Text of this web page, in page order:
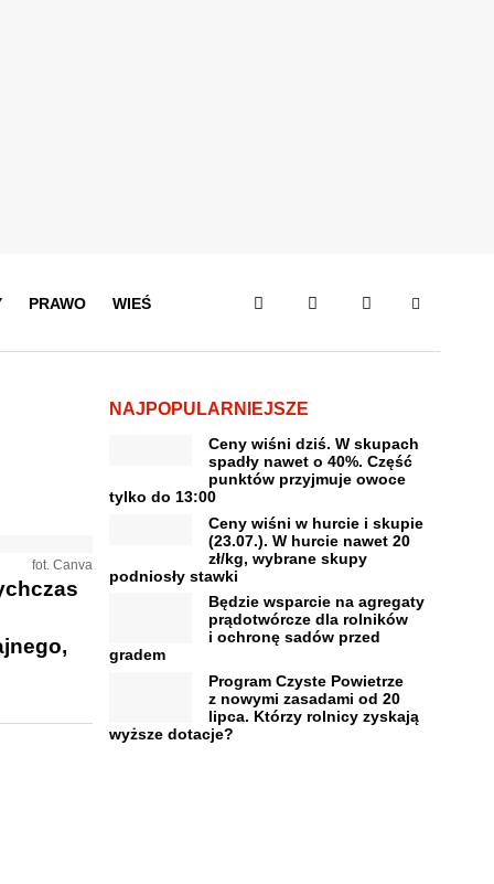
PRAWO WIEŚ
fot. Canva
NAJPOPULARNIEJSZE
Ceny wiśni dziś. W skupach
spadły nawet o 40%. Część
punktów przyjmuje owoce
tylko do 13:00
Ceny wiśni w hurcie i skupie
(23.07.). W hurcie nawet 20
zł/kg, wybrane skupy
podniosły stawki
Będzie wsparcie na agregaty
prądotwórcze dla rolników
i ochronę sadów przed
gradem
Program Czyste Powietrze
z nowymi zasadami od 20
lipca. Którzy rolnicy zyskają
wyższe dotacje?